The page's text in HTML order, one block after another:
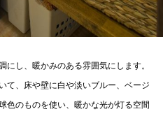
し、暖かみのある雰囲気にします。
て、床や壁に白や淡いブルー、ベージ
色のものを使い、暖かな光が灯る空間